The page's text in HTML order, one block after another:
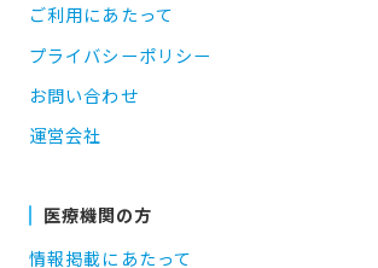
ご利用にあたって
プライバシーポリシー
お問い合わせ
運営会社
医療機関の方
情報掲載にあたって